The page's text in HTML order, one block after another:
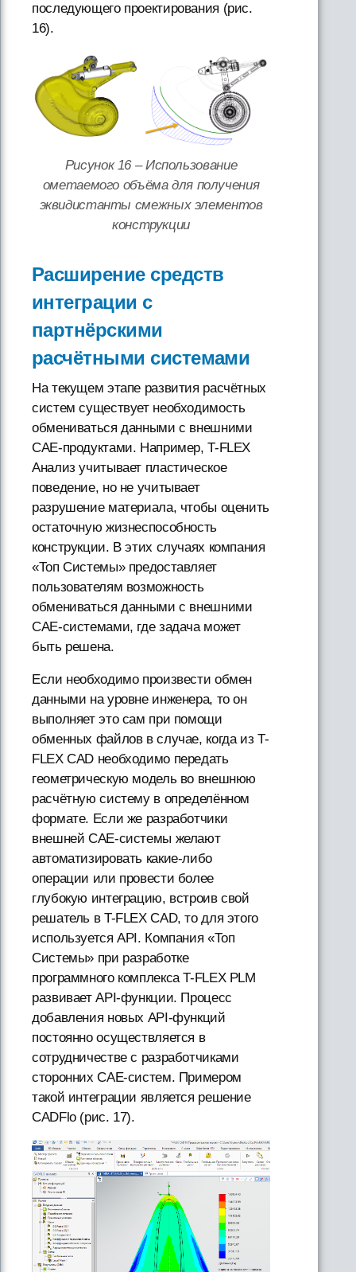
последующего проектирования (рис.
16).
Рисунок 16 – Использование
ометаемого объёма для получения
эквидистанты смежных элементов
конструкции
Расширение средств
интеграции с
партнёрскими
расчётными системами
На текущем этапе развития расчётных
систем существует необходимость
обмениваться данными с внешними
CAE-продуктами. Например, T-FLEX
Анализ учитывает пластическое
поведение, но не учитывает
разрушение материала, чтобы оценить
остаточную жизнеспособность
конструкции. В этих случаях компания
«Топ Системы» предоставляет
пользователям возможность
обмениваться данными с внешними
CAE-системами, где задача может
быть решена.
Если необходимо произвести обмен
данными на уровне инженера, то он
выполняет это сам при помощи
обменных файлов в случае, когда из T-
FLEX CAD необходимо передать
геометрическую модель во внешнюю
расчётную систему в определённом
формате. Если же разработчики
внешней CAE-системы желают
автоматизировать какие-либо
операции или провести более
глубокую интеграцию, встроив свой
решатель в T-FLEX CAD, то для этого
используется API. Компания «Топ
Системы» при разработке
программного комплекса T-FLEX PLM
развивает API-функции. Процесс
добавления новых API-функций
постоянно осуществляется в
сотрудничестве с разработчиками
сторонних CAE-систем. Примером
такой интеграции является решение
CADFlo (рис. 17).